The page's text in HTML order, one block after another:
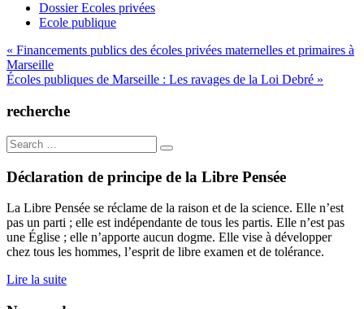
Dossier Ecoles privées
Ecole publique
Navigation
de
« Financements publics des écoles privées maternelles et primaires à
Marseille
Écoles publiques de Marseille : Les ravages de la Loi Debré »
recherche
Search
for:
Déclaration de principe de la Libre Pensée
La Libre Pensée se réclame de la raison et de la science. Elle n’est
pas un parti ; elle est indépendante de tous les partis. Elle n’est pas
une Église ; elle n’apporte aucun dogme. Elle vise à développer
chez tous les hommes, l’esprit de libre examen et de tolérance.
Lire la suite